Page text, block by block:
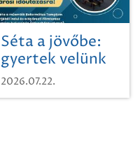
Séta a jövőbe:
gyertek velünk
egy városi
időutazásra!
2026.07.22.